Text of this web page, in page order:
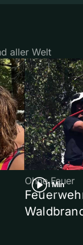
aller Welt
1 Min
Ohne Feuer